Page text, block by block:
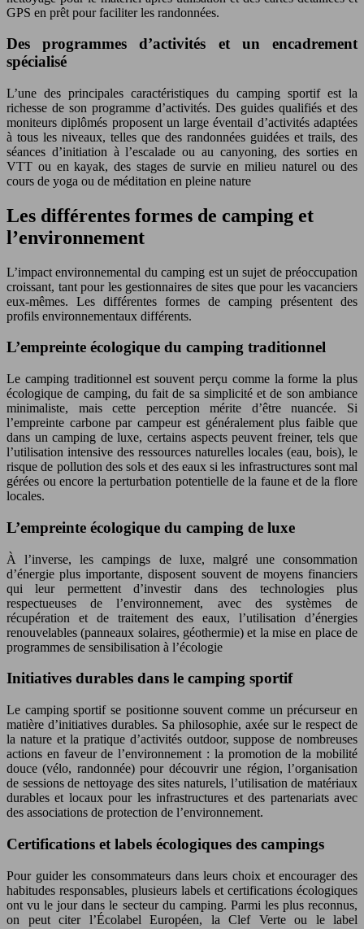
GPS en prêt pour faciliter les randonnées.
Des programmes d’activités et un encadrement
spécialisé
L’une des principales caractéristiques du camping sportif est la
richesse de son programme d’activités. Des guides qualifiés et des
moniteurs diplômés proposent un large éventail d’activités adaptées
à tous les niveaux, telles que des randonnées guidées et trails, des
séances d’initiation à l’escalade ou au canyoning, des sorties en
VTT ou en kayak, des stages de survie en milieu naturel ou des
cours de yoga ou de méditation en pleine nature
Les différentes formes de camping et
l’environnement
L’impact environnemental du camping est un sujet de préoccupation
croissant, tant pour les gestionnaires de sites que pour les vacanciers
eux-mêmes. Les différentes formes de camping présentent des
profils environnementaux différents.
L’empreinte écologique du camping traditionnel
Le camping traditionnel est souvent perçu comme la forme la plus
écologique de camping, du fait de sa simplicité et de son ambiance
minimaliste, mais cette perception mérite d’être nuancée. Si
l’empreinte carbone par campeur est généralement plus faible que
dans un camping de luxe, certains aspects peuvent freiner, tels que
l’utilisation intensive des ressources naturelles locales (eau, bois), le
risque de pollution des sols et des eaux si les infrastructures sont mal
gérées ou encore la perturbation potentielle de la faune et de la flore
locales.
L’empreinte écologique du camping de luxe
À l’inverse, les campings de luxe, malgré une consommation
d’énergie plus importante, disposent souvent de moyens financiers
qui leur permettent d’investir dans des technologies plus
respectueuses de l’environnement, avec des systèmes de
récupération et de traitement des eaux, l’utilisation d’énergies
renouvelables (panneaux solaires, géothermie) et la mise en place de
programmes de sensibilisation à l’écologie
Initiatives durables dans le camping sportif
Le camping sportif se positionne souvent comme un précurseur en
matière d’initiatives durables. Sa philosophie, axée sur le respect de
la nature et la pratique d’activités outdoor, suppose de nombreuses
actions en faveur de l’environnement : la promotion de la mobilité
douce (vélo, randonnée) pour découvrir une région, l’organisation
de sessions de nettoyage des sites naturels, l’utilisation de matériaux
durables et locaux pour les infrastructures et des partenariats avec
des associations de protection de l’environnement.
Certifications et labels écologiques des campings
Pour guider les consommateurs dans leurs choix et encourager des
habitudes responsables, plusieurs labels et certifications écologiques
ont vu le jour dans le secteur du camping. Parmi les plus reconnus,
on peut citer l’Écolabel Européen, la Clef Verte ou le label